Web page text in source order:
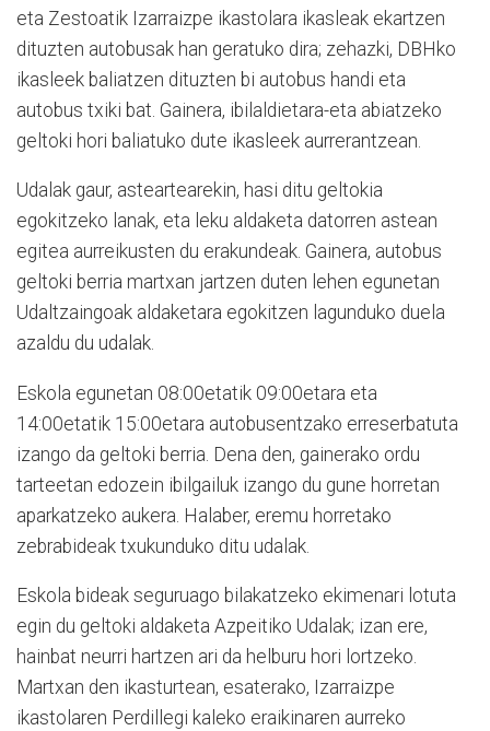
eta Zestoatik Izarraizpe ikastolara ikasleak ekartzen
dituzten autobusak han geratuko dira; zehazki, DBHko
ikasleek baliatzen dituzten bi autobus handi eta
autobus txiki bat. Gainera, ibilaldietara-eta abiatzeko
geltoki hori baliatuko dute ikasleek aurrerantzean.
Udalak gaur, asteartearekin, hasi ditu geltokia
egokitzeko lanak, eta leku aldaketa datorren astean
egitea aurreikusten du erakundeak. Gainera, autobus
geltoki berria martxan jartzen duten lehen egunetan
Udaltzaingoak aldaketara egokitzen lagunduko duela
azaldu du udalak.
Eskola egunetan 08:00etatik 09:00etara eta
14:00etatik 15:00etara autobusentzako erreserbatuta
izango da geltoki berria. Dena den, gainerako ordu
tarteetan edozein ibilgailuk izango du gune horretan
aparkatzeko aukera. Halaber, eremu horretako
zebrabideak txukunduko ditu udalak.
Eskola bideak seguruago bilakatzeko ekimenari lotuta
egin du geltoki aldaketa Azpeitiko Udalak; izan ere,
hainbat neurri hartzen ari da helburu hori lortzeko.
Martxan den ikasturtean, esaterako, Izarraizpe
ikastolaren Perdillegi kaleko eraikinaren aurreko